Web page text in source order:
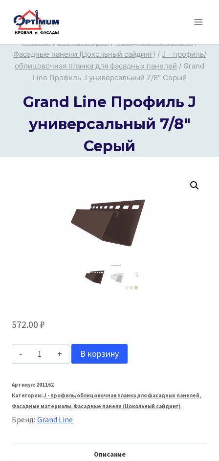
Перейти
Главная / Все категории / Фасадные материалы /
Фасадные панели (Цокольный сайдинг) / J - профиль/
облицовочная планка для фасадных панелей / Grand
Line Профиль J универсальный 7/8″ Серый
Grand Line Профиль J
универсальный 7/8″
Серый
572.00 ₽
Количество
Grand
Line
Профиль
универсальный
В корзину
Артикул: 201162
Категории:J - профиль/облицовочная планка для фасадных панелей,
Фасадные материалы, Фасадные панели (Цокольный сайдинг)
Бренд: Grand Line
Описание